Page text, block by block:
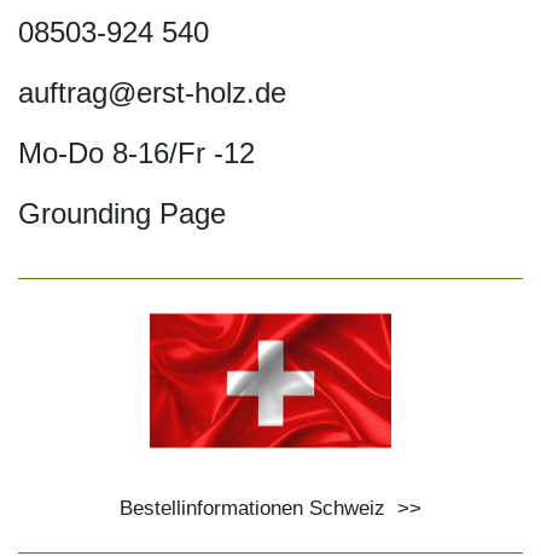
08503-924 540
auftrag@erst-holz.de
Mo-Do 8-16/Fr -12
Grounding Page
Bestellinformationen Schweiz >>